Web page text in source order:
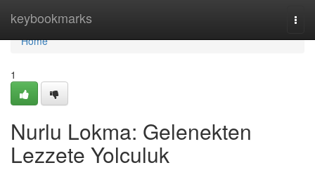
keybookmarks
Home
Home
1
Nurlu Lokma: Gelenekten
Lezzete Yolculuk